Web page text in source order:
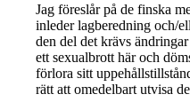
Jag föreslår på de finska
inleder lagberedning och/
den del det krävs
ett sexualbrott här och
förlora sitt
rätt att omedelbart utvisa